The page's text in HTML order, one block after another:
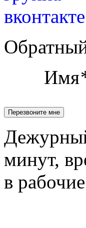
Имя
минут,
в